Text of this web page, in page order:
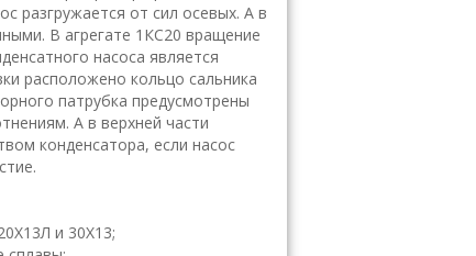
разгружается от сил осевых. А в
В агрегате 1КС20 вращение
насоса является
расположено кольцо сальника
патрубка предусмотрены
А в верхней части
конденсатора, если насос
и 30Х13;